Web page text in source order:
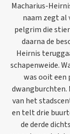
Macharius-
naam zegt al
pelgrim die
daarna de
Heirnis
schapenweide.
was ooit een
dwangburchten.
van het
en telt drie
de derde